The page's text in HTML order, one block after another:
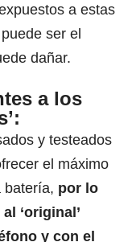
a estas
ser el
dañar.
a los
y testeados
el máximo
batería, por lo
‘original’
y con el